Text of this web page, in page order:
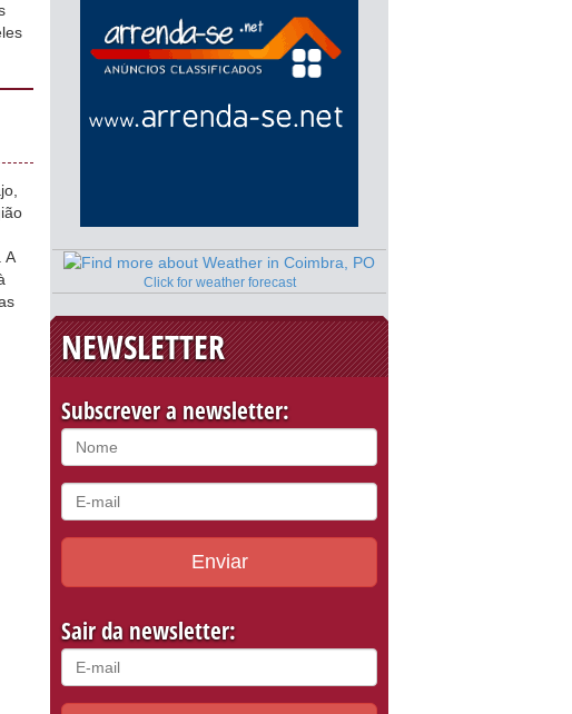
A
Click for weather forecast
NEWSLETTER
Subscrever a newsletter:
Enviar
Sair da newsletter: